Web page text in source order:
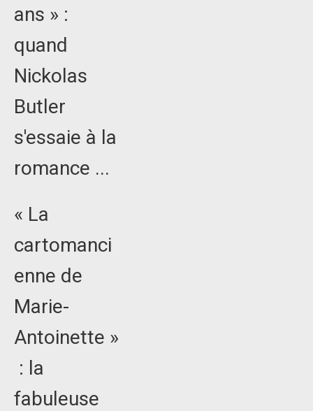
ans » :
quand
Nickolas
Butler
s'essaie à la
romance ...
« La
cartomanci
enne de
Marie-
Antoinette »
: la
fabuleuse